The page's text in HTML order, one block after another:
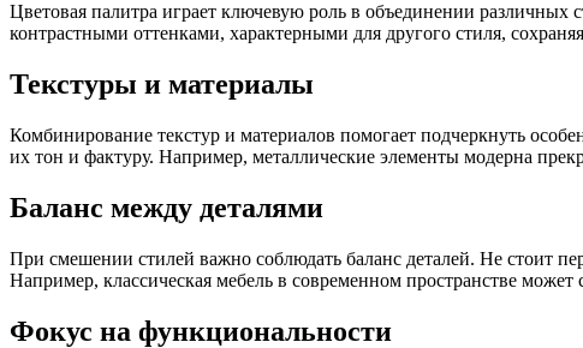
Цветовая палитра играет ключевую роль в объединении
контрастными оттенками, характерными для другого стиля,
Текстуры и материалы
Комбинирование текстур и материалов помогает подчеркнуть
их тон и фактуру. Например, металлические элементы модерна
Баланс между деталями
При смешении стилей важно соблюдать баланс деталей. Не стоит
Например, классическая мебель в современном пространстве
Фокус на функциональности